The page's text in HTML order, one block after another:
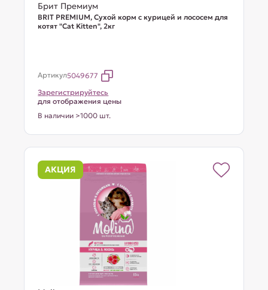
Брит Премиум
BRIT PREMIUM, Сухой корм с курицей и лососем для
котят "Cat Kitten", 2кг
Артикул5049677
Зарегистрируйтесь
для отображения цены
В наличии >1000 шт.
АКЦИЯ